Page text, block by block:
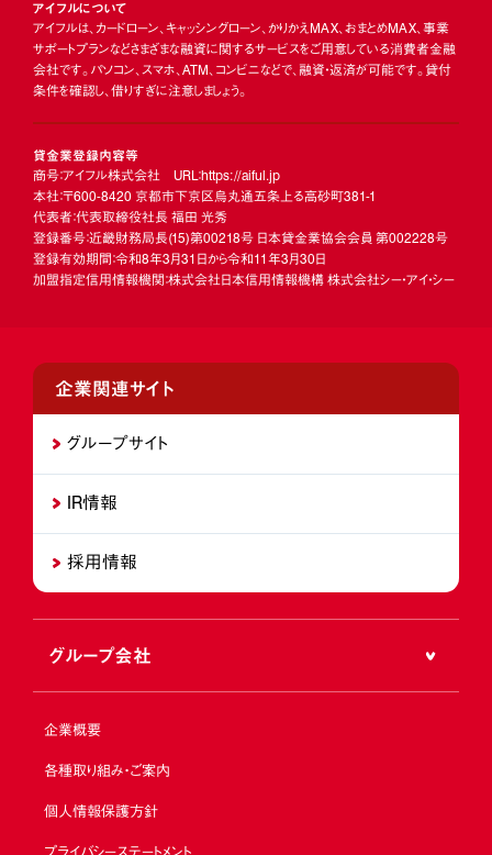
アイフルについて
アイフルは、カードローン、キャッシングローン、かりかえMAX、おまとめMAX、事業
サポートプランなどさまざまな融資に関するサービスをご用意している消費者金融
会社です。パソコン、スマホ、ATM、コンビニなどで、融資・返済が可能です。貸付
条件を確認し、借りすぎに注意しましょう。
貸金業登録内容等
商号：アイフル株式会社 URL：https://aiful.jp
本社：〒600-8420 京都市下京区烏丸通五条上る高砂町381-1
代表者：代表取締役社長 福田 光秀
登録番号：近畿財務局長(15)第00218号 日本貸金業協会会員 第002228号
登録有効期間：令和8年3月31日から令和11年3月30日
加盟指定信用情報機関：株式会社日本信用情報機構 株式会社シー・アイ・シー
企業関連サイト
グループサイト
IR情報
採用情報
グループ会社
企業概要
各種取り組み・ご案内
個人情報保護方針